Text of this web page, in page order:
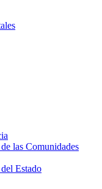
las Comunidades
Estado